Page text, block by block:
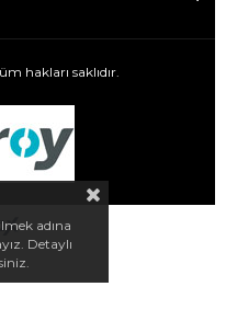
hakları saklıdır.
adına
Detaylı